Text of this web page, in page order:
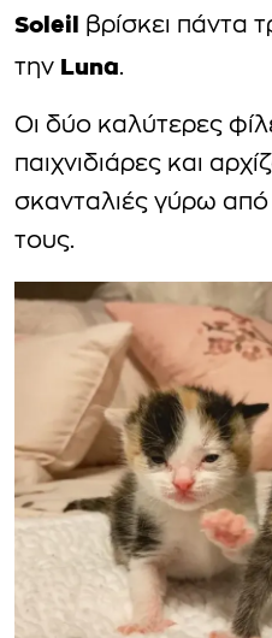
Soleil βρίσκει πάντα
την Luna.
Οι δύο καλύτερες
παιχνιδιάρες και
σκανταλιές γύρω
τους.